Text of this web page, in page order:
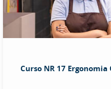
Curso NR 17